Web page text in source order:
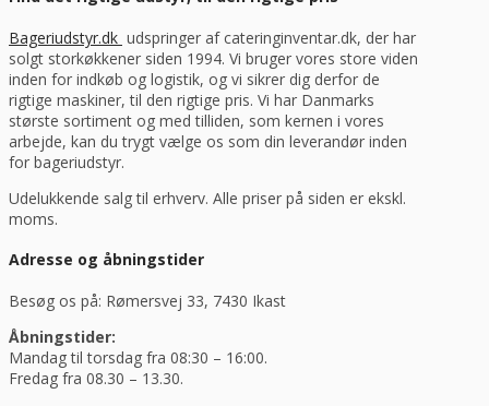
Bageriudstyr.dk udspringer af cateringinventar.dk, der har
solgt storkøkkener siden 1994. Vi bruger vores store viden
inden for indkøb og logistik, og vi sikrer dig derfor de
rigtige maskiner, til den rigtige pris. Vi har Danmarks
største sortiment og med tilliden, som kernen i vores
arbejde, kan du trygt vælge os som din leverandør inden
for bageriudstyr.
Udelukkende salg til erhverv. Alle priser på siden er ekskl.
moms.
Adresse og åbningstider
Besøg os på: Rømersvej 33, 7430 Ikast
Åbningstider:
Mandag til torsdag fra 08:30 – 16:00.
Fredag fra 08.30 – 13.30.